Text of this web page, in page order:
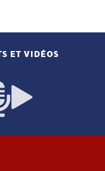
ET VIDÉOS